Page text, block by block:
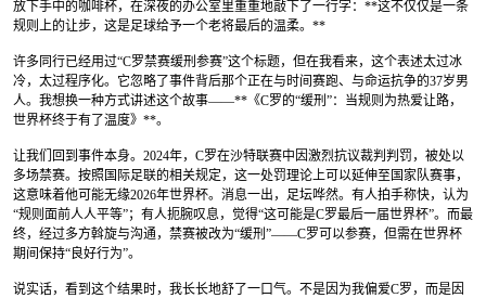
放下手中的咖啡杯，在深夜的办公室里重重地敲下了一行字：**这不仅仅是一条
规则上的让步，这是足球给予一个老将最后的温柔。**
许多同行已经用过“C罗禁赛缓刑参赛”这个标题，但在我看来，这个表述太过冰
冷，太过程序化。它忽略了事件背后那个正在与时间赛跑、与命运抗争的37岁男
人。我想换一种方式讲述这个故事——**《C罗的“缓刑”：当规则为热爱让路，
世界杯终于有了温度》**。
让我们回到事件本身。2024年，C罗在沙特联赛中因激烈抗议裁判判罚，被处以
多场禁赛。按照国际足联的相关规定，这一处罚理论上可以延伸至国家队赛事，
这意味着他可能无缘2026年世界杯。消息一出，足坛哗然。有人拍手称快，认为
“规则面前人人平等”；有人扼腕叹息，觉得“这可能是C罗最后一届世界杯”。而最
终，经过多方斡旋与沟通，禁赛被改为“缓刑”——C罗可以参赛，但需在世界杯
期间保持“良好行为”。
说实话，看到这个结果时，我长长地舒了一口气。不是因为我偏爱C罗，而是因